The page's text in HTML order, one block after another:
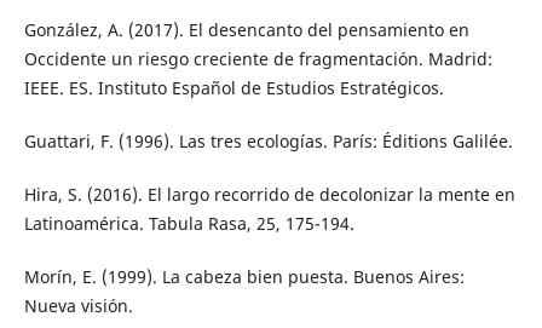
González, A. (2017). El desencanto del pensamiento en
Occidente un riesgo creciente de fragmentación. Madrid:
IEEE. ES. Instituto Español de Estudios Estratégicos.
Guattari, F. (1996). Las tres ecologías. París: Éditions Galilée.
Hira, S. (2016). El largo recorrido de decolonizar la mente en
Latinoamérica. Tabula Rasa, 25, 175-194.
Morín, E. (1999). La cabeza bien puesta. Buenos Aires:
Nueva visión.